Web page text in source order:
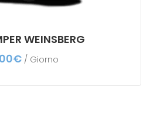
WEINSBERG
€ / Giorno